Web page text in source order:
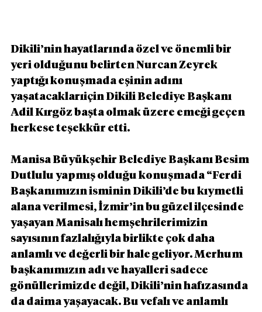
Dikili’nin hayatlarında özel ve önemli bir
yeri olduğunu belirten Nurcan Zeyrek
yaptığı konuşmada eşinin adını
yaşatacaklarıiçin Dikili Belediye Başkanı
Adil Kırgöz başta olmak üzere emeği geçen
herkese teşekkür etti.
Manisa Büyükşehir Belediye Başkanı Besim
Dutlulu yapmış olduğu konuşmada “Ferdi
Başkanımızın isminin Dikili’de bu kıymetli
alana verilmesi, İzmir’in bu güzel ilçesinde
yaşayan Manisalı hemşehrilerimizin
sayısının fazlalığıyla birlikte çok daha
anlamlı ve değerli bir hale geliyor. Merhum
başkanımızın adı ve hayalleri sadece
gönüllerimizde değil, Dikili’nin hafızasında
da daima yaşayacak. Bu vefalı ve anlamlı